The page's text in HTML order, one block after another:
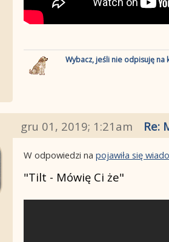
Wybacz, jeśli nie odpisuję na
gru 01, 2019; 1:21am Re:
W odpowiedzi napojawiła się
"Tilt - Mówię Ci że"